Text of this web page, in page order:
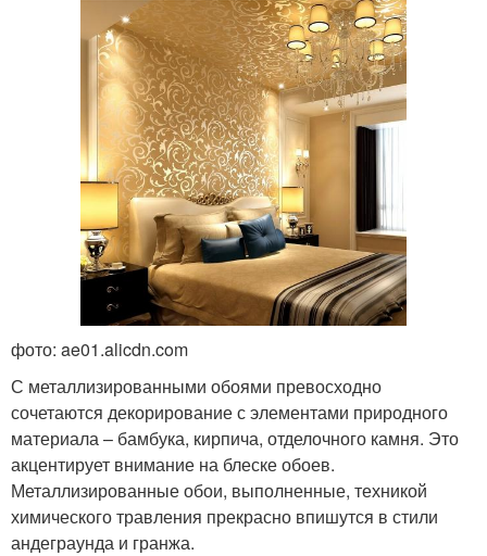
фото: ae01.alicdn.com
С металлизированными обоями превосходно
сочетаются декорирование с элементами природного
материала – бамбука, кирпича, отделочного камня. Это
акцентирует внимание на блеске обоев.
Металлизированные обои, выполненные, техникой
химического травления прекрасно впишутся в стили
андеграунда и гранжа.